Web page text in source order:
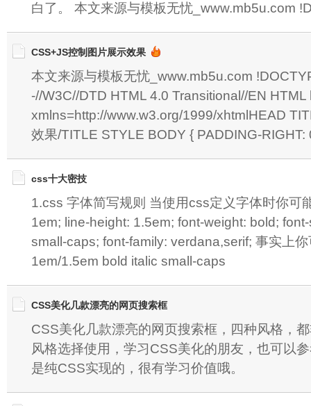
白了。 本文来源与模板无忧_www.mb5u.com
CSS+JS控制图片展示效果
本文来源与模板无忧_www.mb5u.com
-//W3C//DTD HTML 4.0 Transitional//EN
xmlns=http://www.w3.org/1999/xhtmlHEAD
效果/TITLE STYLE BODY { PADDING-
css十大密技
1.css 字体简写规则 当使用css定义字体时你可
1em; line-height: 1.5em; font-weight: bold;
small-caps; font-family: verdana,serif; 事实上
1em/1.5em bold italic small-caps
CSS美化几款漂亮的网页搜索框
CSS美化几款漂亮的网页搜索框，四种风格，
风格选择使用，学习CSS美化的朋友，也可以
是纯CSS实现的，很有学习价值哦。